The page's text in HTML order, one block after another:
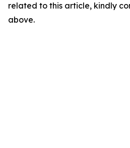
related to this article, kindly
above.